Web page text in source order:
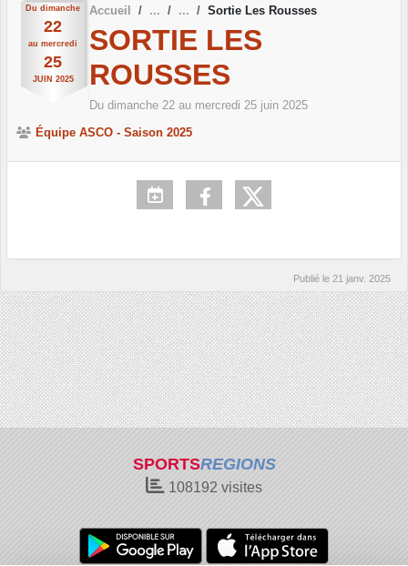
Du dimanche
22
au mercredi
25
JUIN 2025
Accueil Sortie Les Rousses
SORTIE LES
ROUSSES
Du dimanche 22 au mercredi 25 juin 2025
Équipe ASCO - Saison 2025
Publié le 21 janv. 2025
SPORTSREGIONS
108192 visites